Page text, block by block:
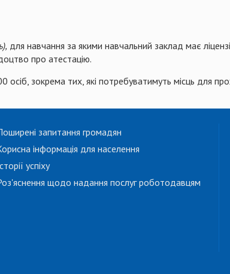
для навчання за якими навчальний заклад має
про атестацію.
осіб, зокрема тих, які потребуватимуть місць для
запитання громадян
інформація для населення
успіху
щодо надання послуг роботодавцям